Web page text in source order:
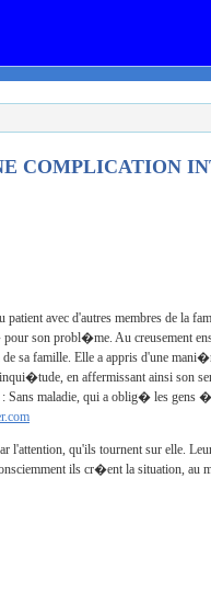
COMPLICATION
avec d'autres membres de la
son probl�me. Au creusement
sa famille. Elle a appris d'une
en affermissant ainsi son
maladie, qui a oblig� les gens
l'attention, qu'ils tournent sur elle.
ils cr�ent la situation, au